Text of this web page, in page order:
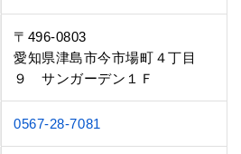
〒496-0803
愛知県津島市今市場町４丁目
９ サンガーデン１Ｆ
0567-28-7081